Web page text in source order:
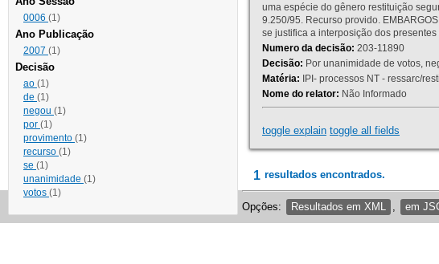
0006 (1)
Ano Publicação
2007 (1)
Decisão
ao (1)
de (1)
negou (1)
por (1)
provimento (1)
recurso (1)
se (1)
unanimidade (1)
votos (1)
uma espécie do gênero restituição
9.250/95. Recurso provido.
se justifica a interposição dos
Numero da decisão: 203-11890
Decisão: Por unanimidade de votos,
Matéria: IPI- processos NT - ressarc/
Nome do relator: Não Informado
toggle explain toggle all fields
1 resultados encontrados.
Opções: Resultados em XML em